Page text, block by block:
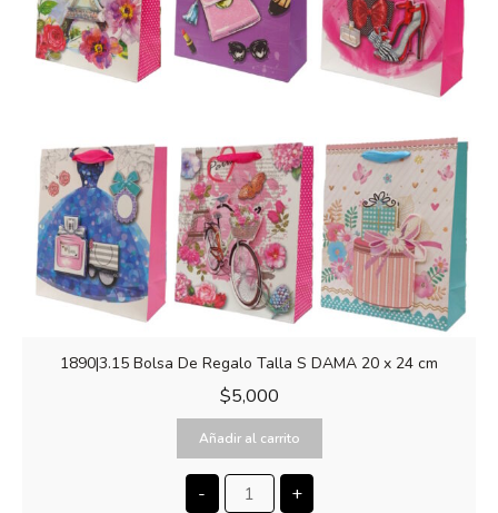
1890|3.15 Bolsa De Regalo Talla S DAMA 20 x 24 cm
$5,000
Añadir al carrito
- +